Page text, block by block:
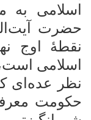
اسلامی
حضرت
نقطۀ اوج
اسلامی
نظر عده‌ای
حکومت